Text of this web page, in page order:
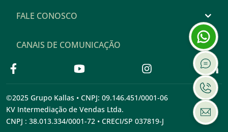
FALE CONOSCO
CANAIS DE COMUNICAÇÃO
©2025 Grupo Kallas • CNPJ: 09.146.451/0001-06
KV Intermediação de Vendas Ltda.
CNPJ : 38.013.334/0001-72 • CRECI/SP 037819-J